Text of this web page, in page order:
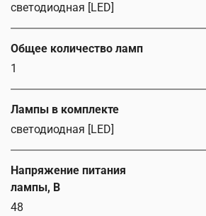
светодиодная [LED]
Общее количество ламп
1
Лампы в комплекте
светодиодная [LED]
Напряжение питания
лампы, В
48